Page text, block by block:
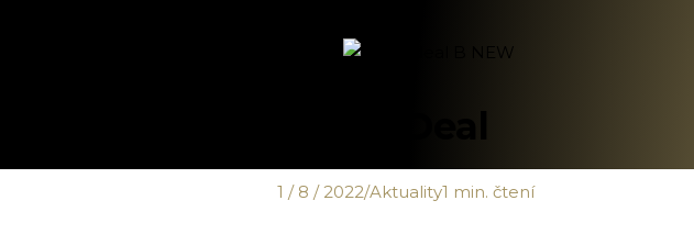
1 / 8 / 2022/Aktuality1 min. čtení